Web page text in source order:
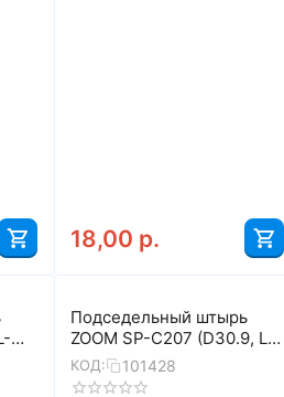
18,00 р.
Подседельный штырь
ZOOM SP-C207 (D30.9, L-
400, чёрный матовый)
КОД: 101428